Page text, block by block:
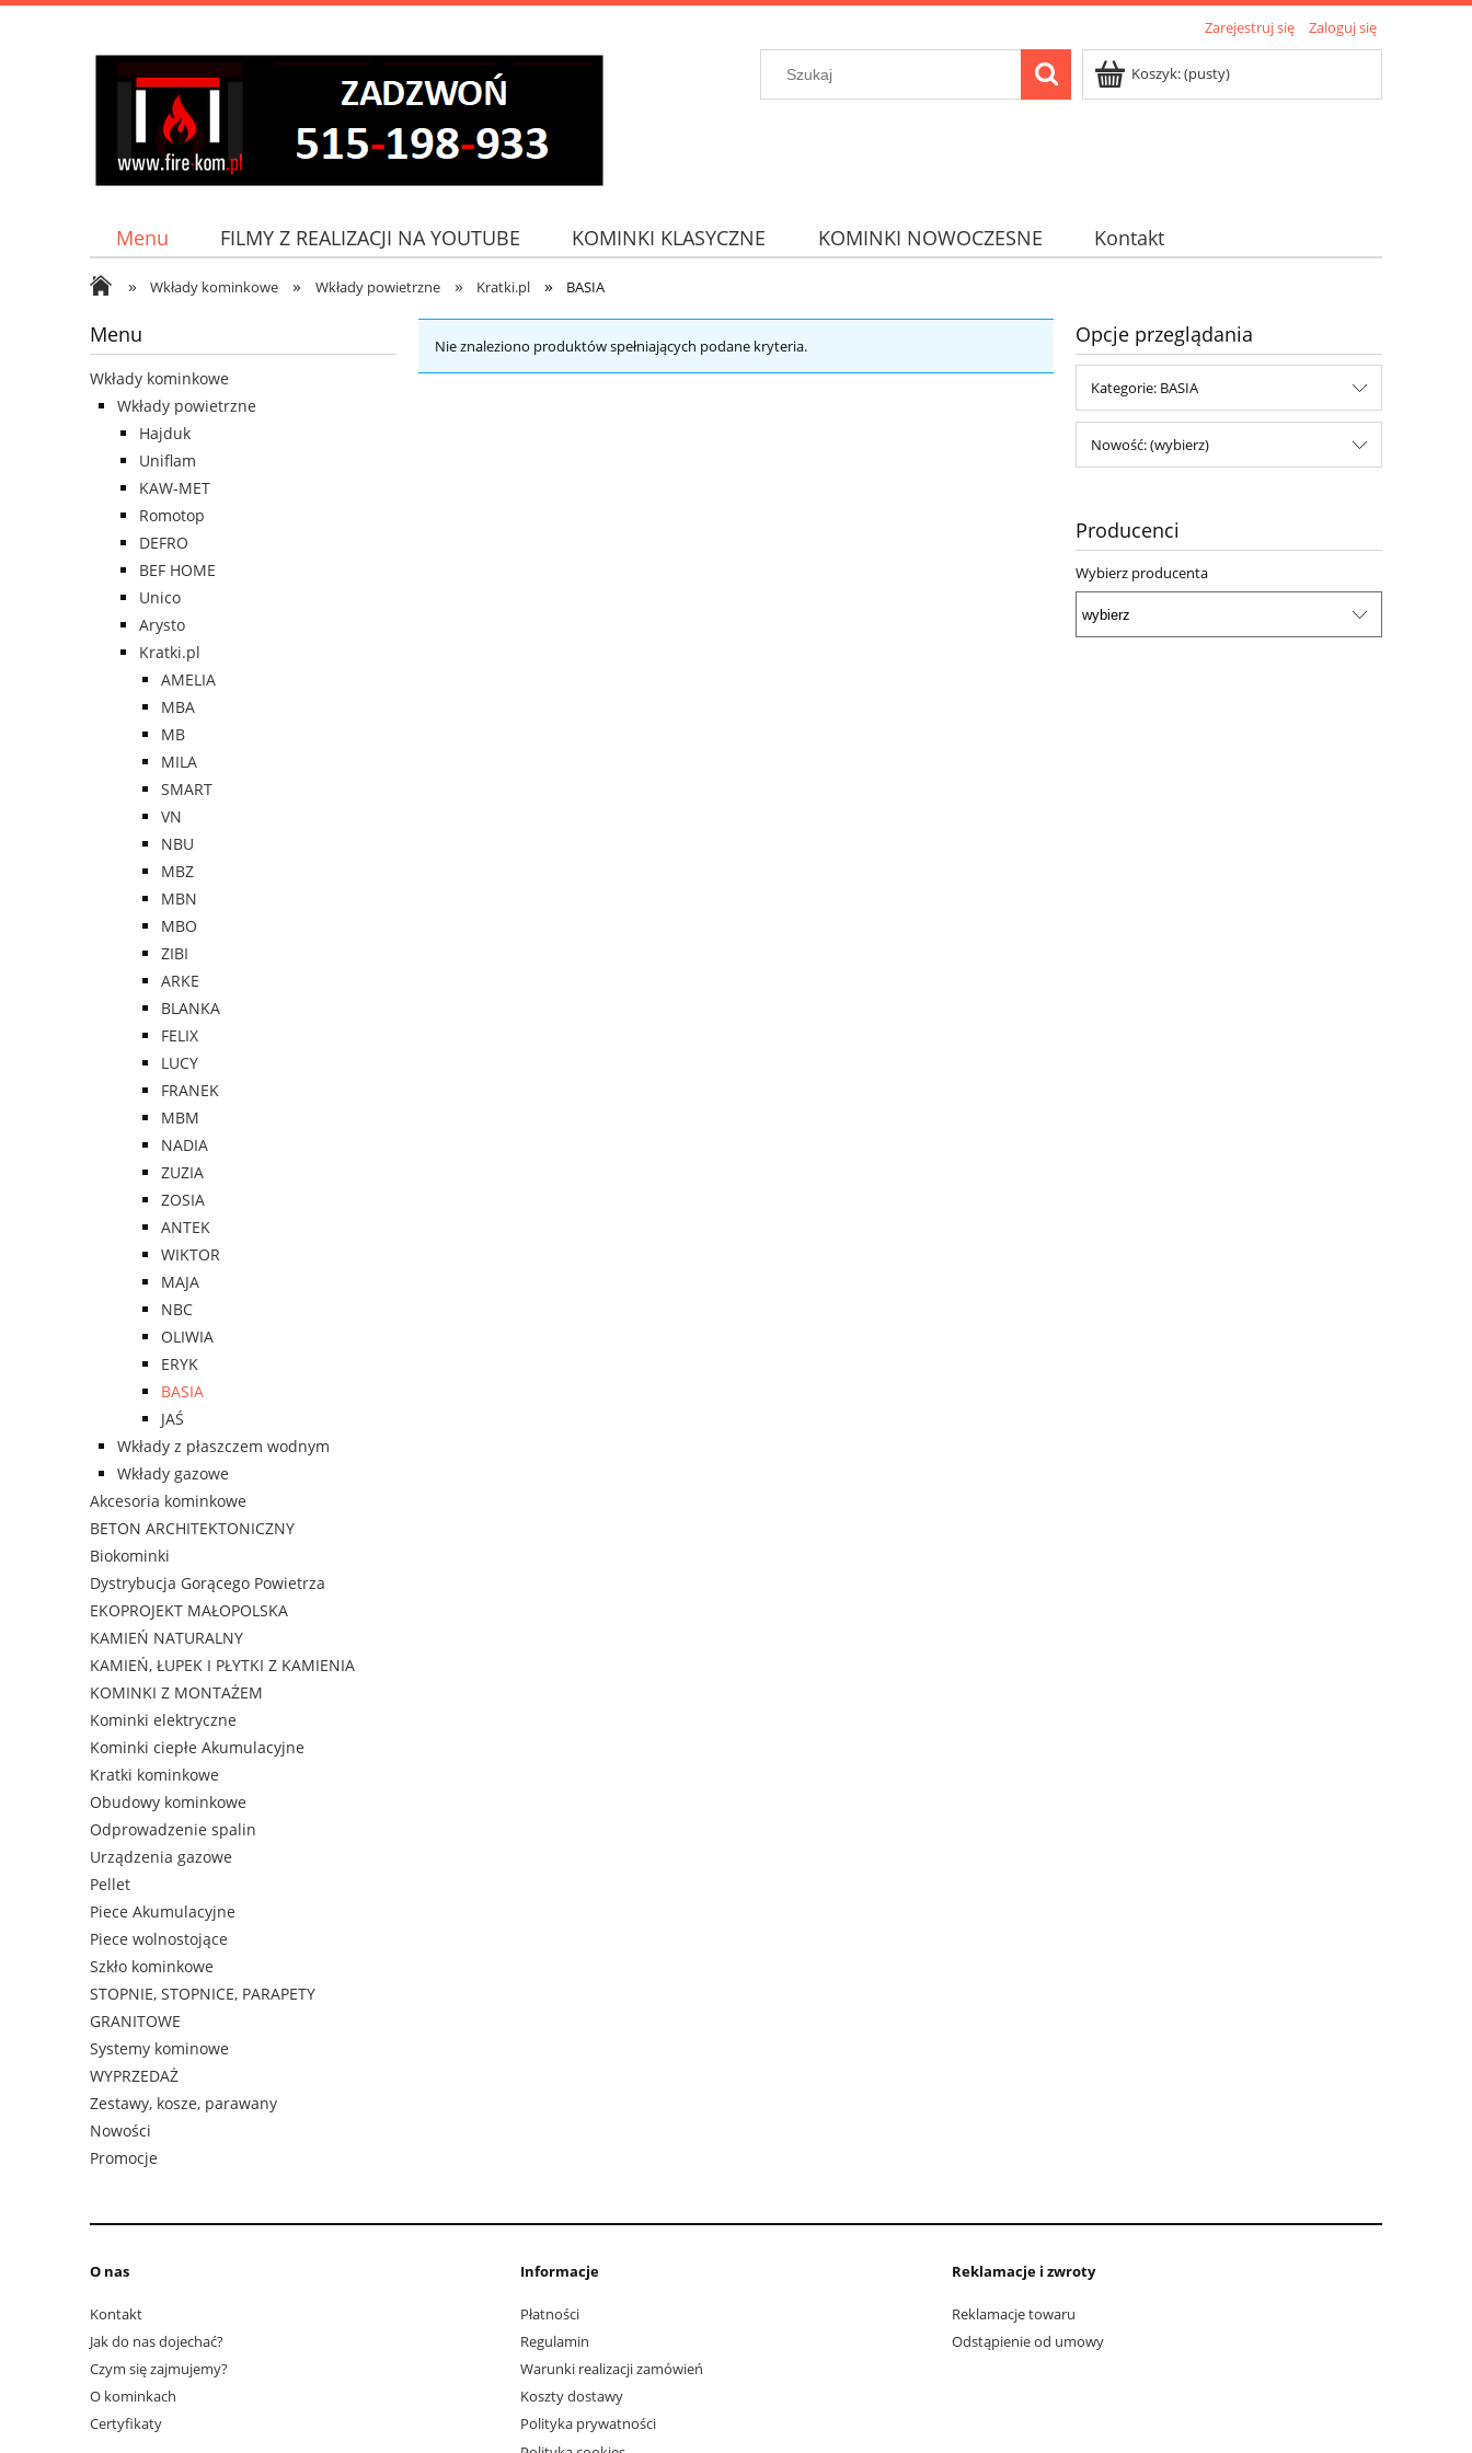
Zarejestruj się Zaloguj się
Koszyk:(pusty)
Menu FILMY Z REALIZACJI NA YOUTUBE KOMINKI KLASYCZNE KOMINKI NOWOCZESNE
Kontakt
Jak do nas dojechać?
» Wkłady kominkowe » Wkłady powietrzne » Kratki.pl » BASIA
Menu
Wkłady kominkowe
Wkłady powietrzne
Hajduk
Uniflam
KAW-MET
Romotop
DEFRO
BEF HOME
Unico
Arysto
Kratki.pl
AMELIA
MBA
MB
MILA
SMART
VN
NBU
MBZ
MBN
MBO
ZIBI
ARKE
BLANKA
FELIX
LUCY
FRANEK
MBM
NADIA
ZUZIA
ZOSIA
ANTEK
WIKTOR
MAJA
NBC
OLIWIA
ERYK
BASIA
JAŚ
Wkłady z płaszczem wodnym
Wkłady gazowe
Akcesoria kominkowe
BETON ARCHITEKTONICZNY
Biokominki
Dystrybucja Gorącego Powietrza
EKOPROJEKT MAŁOPOLSKA
KAMIEŃ NATURALNY
KAMIEŃ, ŁUPEK I PŁYTKI Z KAMIENIA
KOMINKI Z MONTAŻEM
Kominki elektryczne
Kominki ciepłe Akumulacyjne
Kratki kominkowe
Obudowy kominkowe
Odprowadzenie spalin
Urządzenia gazowe
Pellet
Piece Akumulacyjne
Piece wolnostojące
Szkło kominkowe
STOPNIE, STOPNICE, PARAPETY
GRANITOWE
Systemy kominowe
WYPRZEDAŻ
Zestawy, kosze, parawany
Nowości
Promocje
Nie znaleziono produktów spełniających podane kryteria. Opcje przeglądania
Kategorie: BASIA
Nowość: (wybierz)
Producenci
Wybierz producenta
O nas
Kontakt
Jak do nas dojechać?
Czym się zajmujemy?
O kominkach
Certyfikaty
Informacje
Płatności
Regulamin
Warunki realizacji zamówień
Koszty dostawy
Polityka prywatności
Reklamacje i zwroty
Reklamacje towaru
Odstąpienie od umowy